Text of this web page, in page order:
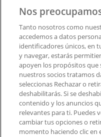
Contacto comercial
Tienda mal
Notificar un folleto
¿Encontraste un
aplicación?
Índices
Nos
Tanto nosotros como
accedemos a datos
identificadores únicos, en
y navegar, estarás
apoyen los propósitos que
nuestros socios tratamos
seleccionas Rechazar o
deshabilitarás. Si se
contenido y los anuncios
relevantes para ti. Puedes
cambiar tus opciones o
momento haciendo clic en